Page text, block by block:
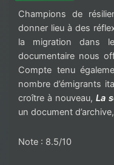
Champions de
donner lieu à des
la migration dans
documentaire nous
Compte tenu
nombre d’émigrants
croître à nouveau, La
un document
Note : 8.5/10